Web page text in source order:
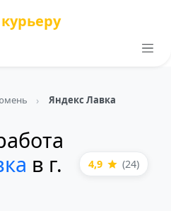
Яндекс Лавка
в г.
4,9 (24)